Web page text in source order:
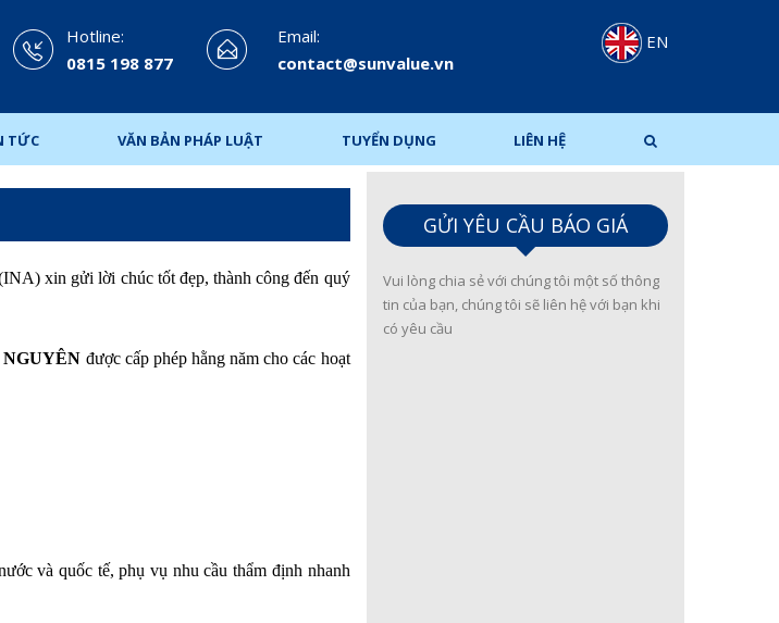
Hotline:
0815 198 877
Email:
contact@sunvalue.vn
EN
TỨC VĂN BẢN PHÁP LUẬT TUYỂN DỤNG LIÊN HỆ
xin gửi lời chúc tốt đẹp, thành công đến quý
được cấp phép hằng năm cho các hoạt
và quốc tế, phụ vụ nhu cầu thẩm định nhanh
GỬI YÊU CẦU BÁO GIÁ
Vui lòng chia sẻ với chúng tôi một số thông
tin của bạn, chúng tôi sẽ liên hệ với bạn khi
có yêu cầu